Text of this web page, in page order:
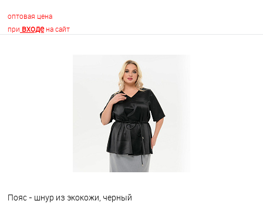
оптовая цена
при входена сайт
В корзину
Пояс - шнур из экокожи, черный